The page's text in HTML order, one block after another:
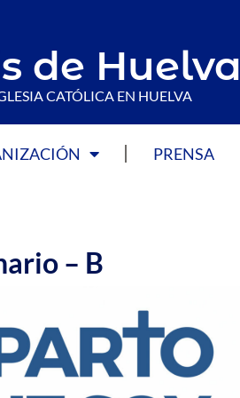
de Huelva
CATÓLICA EN HUELVA
PRENSA
– B